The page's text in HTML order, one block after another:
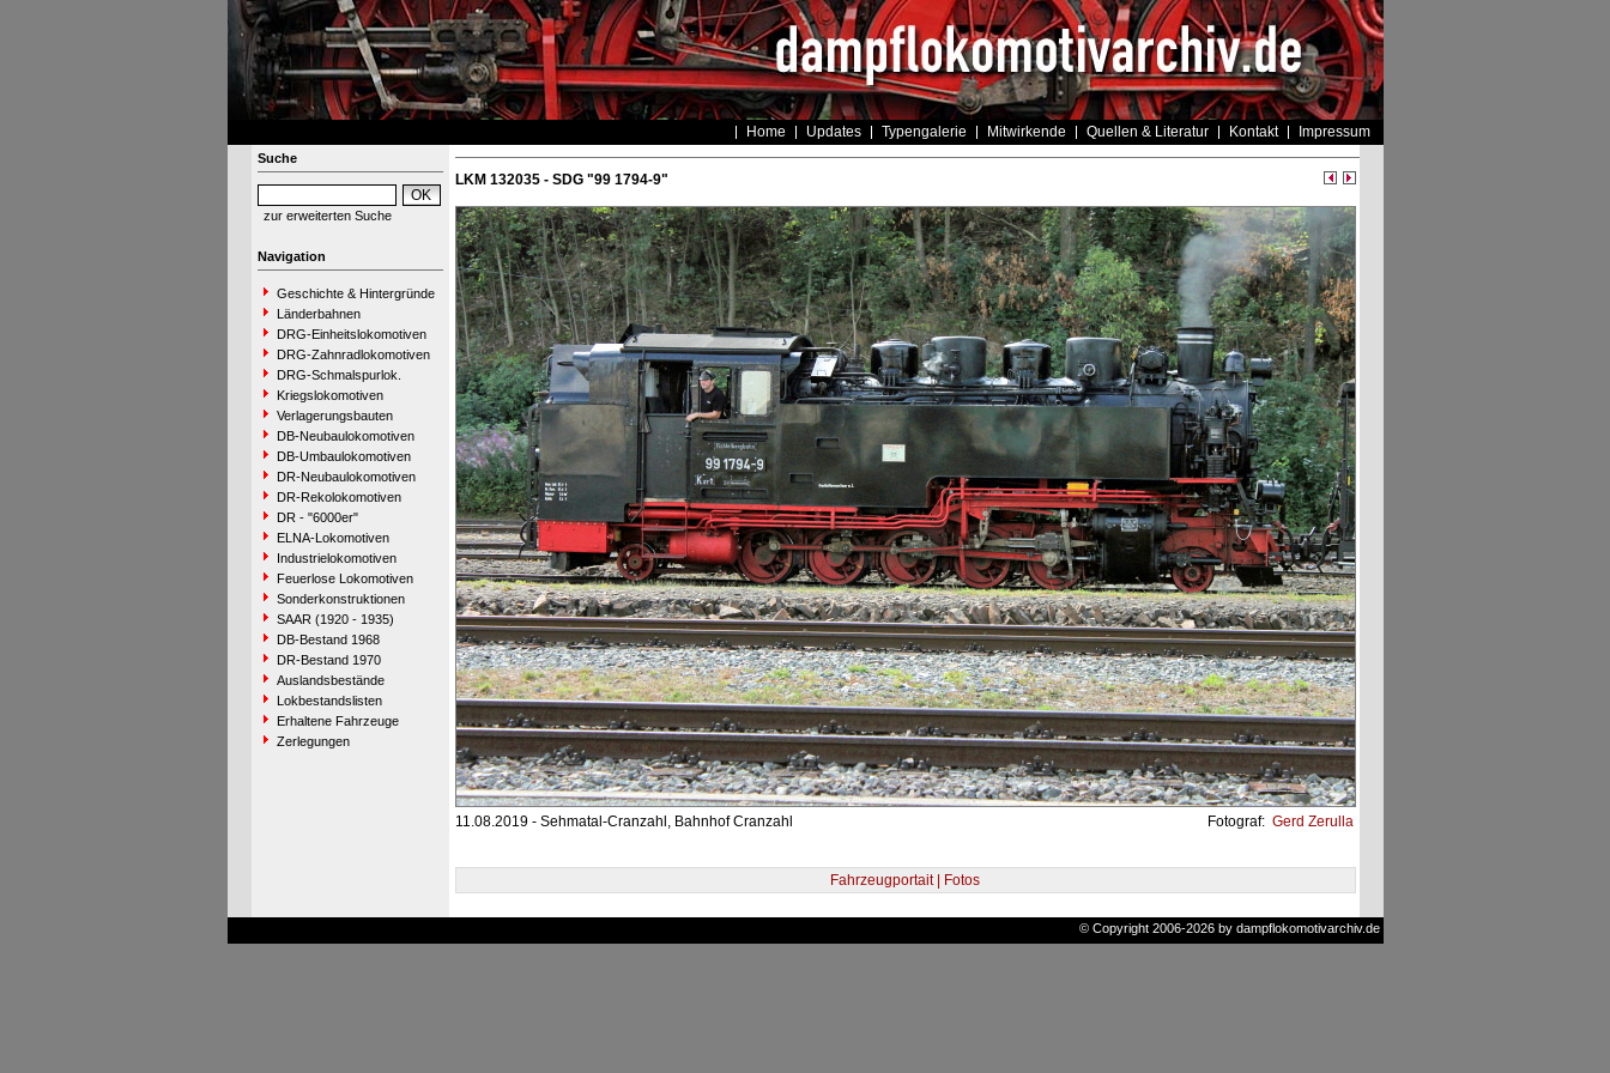
Home Updates Typengalerie Mitwirkende Quellen & Literatur Kontakt Impressum
Suche
zur erweiterten Suche
Navigation
Geschichte & Hintergründe
Länderbahnen
DRG-Einheitslokomotiven
DRG-Zahnradlokomotiven
DRG-Schmalspurlok.
Kriegslokomotiven
Verlagerungsbauten
DB-Neubaulokomotiven
DB-Umbaulokomotiven
DR-Neubaulokomotiven
DR-Rekolokomotiven
DR - "6000er"
ELNA-Lokomotiven
Industrielokomotiven
Feuerlose Lokomotiven
Sonderkonstruktionen
SAAR (1920 - 1935)
DB-Bestand 1968
DR-Bestand 1970
Auslandsbestände
Lokbestandslisten
Erhaltene Fahrzeuge
Zerlegungen
LKM 132035 - SDG "99 1794-9"
11.08.2019 - Sehmatal-Cranzahl, Bahnhof Cranzahl Fotograf: Gerd Zerulla
Fahrzeugportait | Fotos
© Copyright 2006-2026 by dampflokomotivarchiv.de